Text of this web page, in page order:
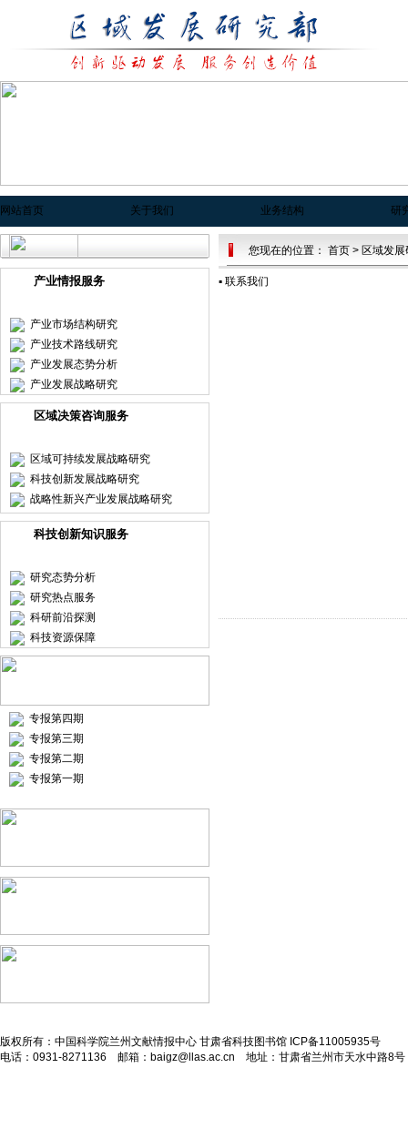
网站首页 关于我们 业务结构 研
产业情报服务
产业市场结构研究
产业技术路线研究
产业发展态势分析
产业发展战略研究
区域决策咨询服务
区域可持续发展战略研究
科技创新发展战略研究
战略性新兴产业发展战略研究
科技创新知识服务
研究态势分析
研究热点服务
科研前沿探测
科技资源保障
专报第四期
专报第三期
专报第二期
专报第一期
您现在的位置： 首页 > 区域发
▪ 联系我们
版权所有：中国科学院兰州文献情报中心 甘肃省科技图书馆 ICP备11005935号
电话：0931-8271136 邮箱： baigz@llas.ac.cn 地址：甘肃省兰州市天水中路8号